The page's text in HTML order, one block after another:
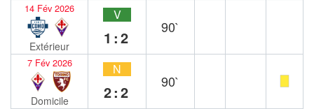
14 Fév 2026
Extérieur
V
1:2
90`
7 Fév 2026
Domicile
N
2:2
90`